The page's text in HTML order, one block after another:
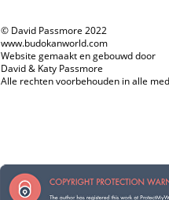
© David Passmore 2022
www.budokanworld.com
Website gemaakt en gebouwd door
David & Katy Passmore
Alle rechten voorbehouden in alle